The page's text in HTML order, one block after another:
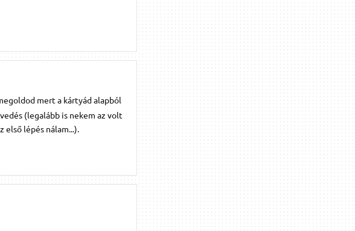
mert a kártyád alapból
(legalább is nekem az volt
lépés nálam...).